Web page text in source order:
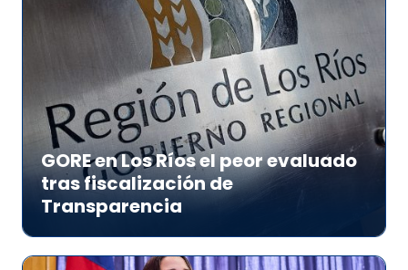
GORE en Los Ríos el peor evaluado
tras fiscalización de
Transparencia